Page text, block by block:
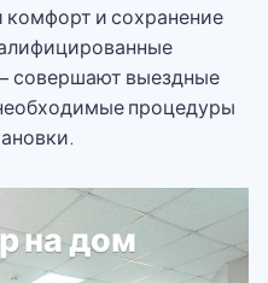
и сохранение
совершают выездные
процедуры
на дом